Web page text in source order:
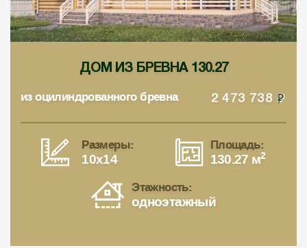
ДОМ ИЗ БРЕВНА 130.27
из оцилиндрованного бревна 2 473 738
Размеры:
10x14
Площадь:
130.27 м2
Этажность:
одноэтажный